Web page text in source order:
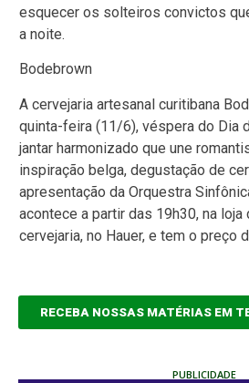
esquecer os solteiros convictos
a noite.
Bodebrown
A cervejaria artesanal curitibana
quinta-feira (11/6), véspera do Dia
jantar harmonizado que une
inspiração belga, degustação de
apresentação da Orquestra
acontece a partir das 19h30, na loja
cervejaria, no Hauer, e tem o preço
RECEBA NOSSAS MATÉRIAS EM
PUBLICIDADE